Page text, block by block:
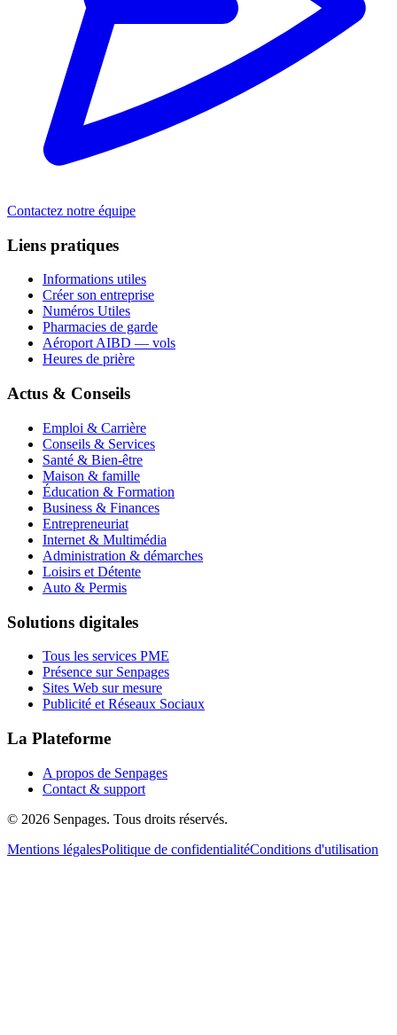
Contactez notre équipe
Liens pratiques
Informations utiles
Créer son entreprise
Numéros Utiles
Pharmacies de garde
Aéroport AIBD — vols
Heures de prière
Actus & Conseils
Emploi & Carrière
Conseils & Services
Santé & Bien-être
Maison & famille
Éducation & Formation
Business & Finances
Entrepreneuriat
Internet & Multimédia
Administration & démarches
Loisirs et Détente
Auto & Permis
Solutions digitales
Tous les services PME
Présence sur Senpages
Sites Web sur mesure
Publicité et Réseaux Sociaux
La Plateforme
A propos de Senpages
Contact & support
© 2026 Senpages. Tous droits réservés.
Mentions légalesPolitique de confidentialitéConditions d'utilisation